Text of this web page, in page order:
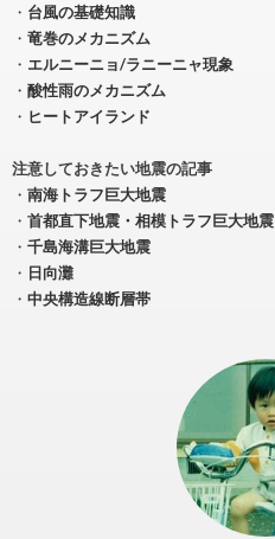
・ 台風の基礎知識
・ 竜巻のメカニズム
・ エルニーニョ/ラニーニャ現象
・ 酸性雨のメカニズム
・ ヒートアイランド
注意しておきたい地震の記事
・ 南海トラフ巨大地震
・ 首都直下地震・相模トラフ巨大地震
・ 千島海溝巨大地震
・ 日向灘
・ 中央構造線断層帯